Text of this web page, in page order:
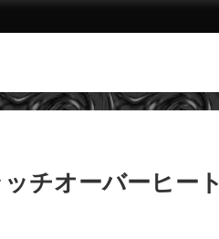
チオーバーヒー